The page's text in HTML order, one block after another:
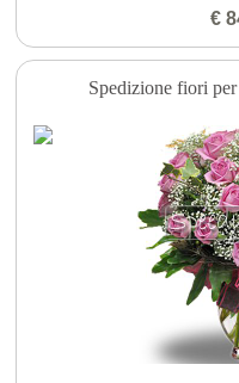
€
Spedizione fiori